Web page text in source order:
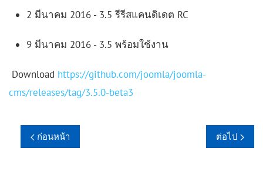
2 มีนาคม 2016 - 3.5 รีรีสแคนดิเดต RC
9 มีนาคม 2016 - 3.5 พร้อมใช้งาน
Download https://github.com/joomla/joomla-
cms/releases/tag/3.5.0-beta3
ก่อนหน้า ต่อไป